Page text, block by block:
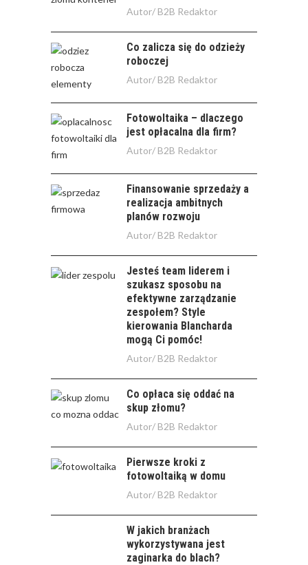
Autor/ B2B Redaktor
Co zalicza się do odzieży
roboczej
Autor/ B2B Redaktor
Fotowoltaika – dlaczego
jest opłacalna dla firm?
Autor/ B2B Redaktor
Finansowanie sprzedaży a
realizacja ambitnych
planów rozwoju
Autor/ B2B Redaktor
Jesteś team liderem i
szukasz sposobu na
efektywne zarządzanie
zespołem? Style
kierowania Blancharda
mogą Ci pomóc!
Autor/ B2B Redaktor
Co opłaca się oddać na
skup złomu?
Autor/ B2B Redaktor
Pierwsze kroki z
fotowoltaiką w domu
Autor/ B2B Redaktor
W jakich branżach
wykorzystywana jest
zaginarka do blach?